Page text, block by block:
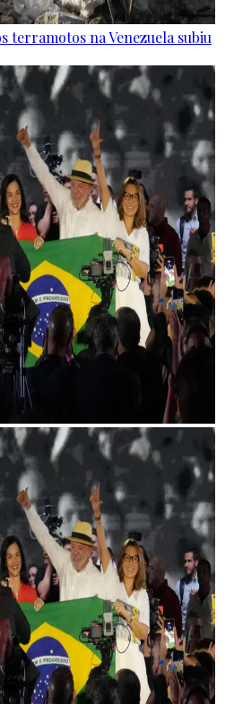
terramotos na Venezuela subiu